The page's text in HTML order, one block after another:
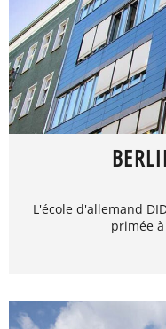
L'école d'allemand
primée